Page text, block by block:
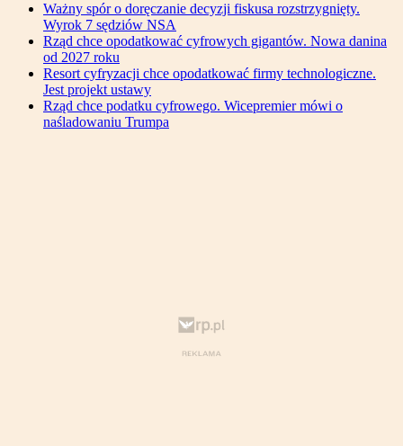
Ważny spór o doręczanie decyzji fiskusa rozstrzygnięty.
Wyrok 7 sędziów NSA
Rząd chce opodatkować cyfrowych gigantów. Nowa danina
od 2027 roku
Resort cyfryzacji chce opodatkować firmy technologiczne.
Jest projekt ustawy
Rząd chce podatku cyfrowego. Wicepremier mówi o
naśladowaniu Trumpa